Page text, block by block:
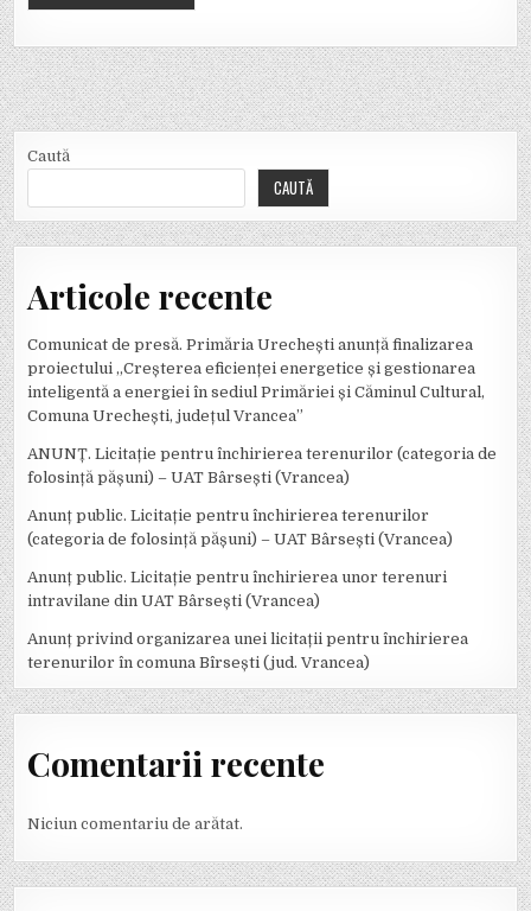
Caută
CAUTĂ
Articole recente
Comunicat de presă. Primăria Urechești anunță finalizarea
proiectului „Creșterea eficienței energetice și gestionarea
inteligentă a energiei în sediul Primăriei și Căminul Cultural,
Comuna Urechești, județul Vrancea”
ANUNȚ. Licitație pentru închirierea terenurilor (categoria de
folosință pășuni) – UAT Bârsești (Vrancea)
Anunț public. Licitație pentru închirierea terenurilor
(categoria de folosință pășuni) – UAT Bârsești (Vrancea)
Anunț public. Licitație pentru închirierea unor terenuri
intravilane din UAT Bârsești (Vrancea)
Anunț privind organizarea unei licitații pentru închirierea
terenurilor în comuna Bîrsești (jud. Vrancea)
Comentarii recente
Niciun comentariu de arătat.